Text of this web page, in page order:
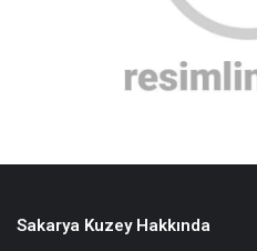
Sakarya Kuzey Hakkında